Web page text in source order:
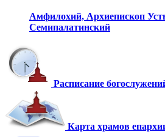
Амфилохий, Архиепископ
Семипалатинский
Расписание
Карта храмов